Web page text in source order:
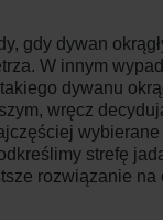
gdy dywan
W innym
dywanu
wręcz
wybierane
strefę
rozwiązanie